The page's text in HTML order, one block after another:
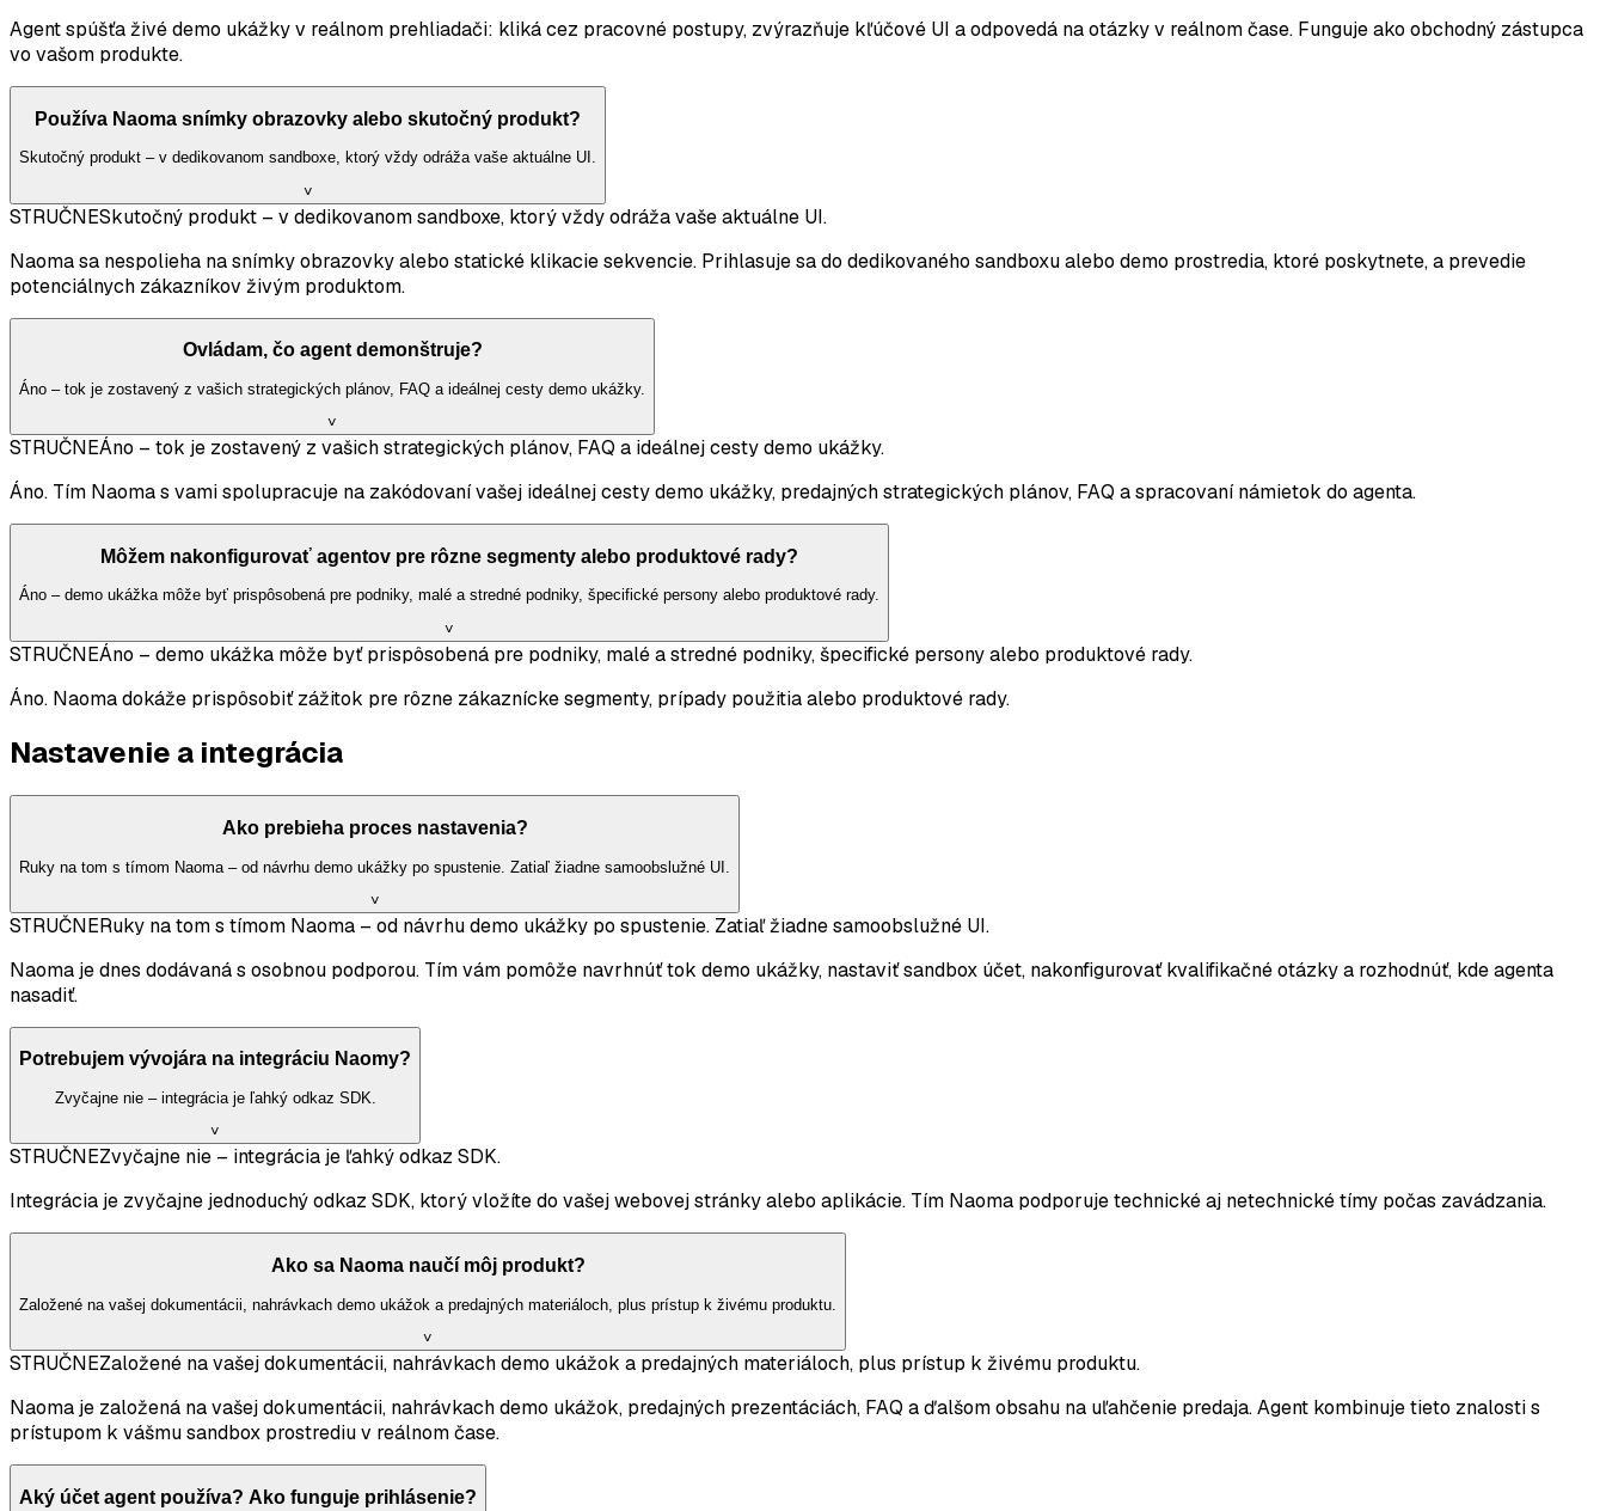
Agent spúšťa živé demo ukážky v reálnom prehliadači: kliká cez pracovné postupy, zvýrazňuje kľúčové UI a odpovedá na otázky v reálnom čase. Funguje ako obchodný zástupca
vo vašom produkte.
Používa Naoma snímky obrazovky alebo skutočný produkt?
Skutočný produkt – v dedikovanom sandboxe, ktorý vždy odráža vaše aktuálne UI.
˅
STRUČNESkutočný produkt – v dedikovanom sandboxe, ktorý vždy odráža vaše aktuálne UI.
Naoma sa nespolieha na snímky obrazovky alebo statické klikacie sekvencie. Prihlasuje sa do dedikovaného sandboxu alebo demo prostredia, ktoré poskytnete, a prevedie
potenciálnych zákazníkov živým produktom.
Ovládam, čo agent demonštruje?
Áno – tok je zostavený z vašich strategických plánov, FAQ a ideálnej cesty demo ukážky.
˅
STRUČNEÁno – tok je zostavený z vašich strategických plánov, FAQ a ideálnej cesty demo ukážky.
Áno. Tím Naoma s vami spolupracuje na zakódovaní vašej ideálnej cesty demo ukážky, predajných strategických plánov, FAQ a spracovaní námietok do agenta.
Môžem nakonfigurovať agentov pre rôzne segmenty alebo produktové rady?
Áno – demo ukážka môže byť prispôsobená pre podniky, malé a stredné podniky, špecifické persony alebo produktové rady.
˅
STRUČNEÁno – demo ukážka môže byť prispôsobená pre podniky, malé a stredné podniky, špecifické persony alebo produktové rady.
Áno. Naoma dokáže prispôsobiť zážitok pre rôzne zákaznícke segmenty, prípady použitia alebo produktové rady.
Nastavenie a integrácia
Ako prebieha proces nastavenia?
Ruky na tom s tímom Naoma – od návrhu demo ukážky po spustenie. Zatiaľ žiadne samoobslužné UI.
˅
STRUČNERuky na tom s tímom Naoma – od návrhu demo ukážky po spustenie. Zatiaľ žiadne samoobslužné UI.
Naoma je dnes dodávaná s osobnou podporou. Tím vám pomôže navrhnúť tok demo ukážky, nastaviť sandbox účet, nakonfigurovať kvalifikačné otázky a rozhodnúť, kde agenta
nasadiť.
Potrebujem vývojára na integráciu Naomy?
Zvyčajne nie – integrácia je ľahký odkaz SDK.
˅
STRUČNEZvyčajne nie – integrácia je ľahký odkaz SDK.
Integrácia je zvyčajne jednoduchý odkaz SDK, ktorý vložíte do vašej webovej stránky alebo aplikácie. Tím Naoma podporuje technické aj netechnické tímy počas zavádzania.
Ako sa Naoma naučí môj produkt?
Založené na vašej dokumentácii, nahrávkach demo ukážok a predajných materiáloch, plus prístup k živému produktu.
˅
STRUČNEZaložené na vašej dokumentácii, nahrávkach demo ukážok a predajných materiáloch, plus prístup k živému produktu.
Naoma je založená na vašej dokumentácii, nahrávkach demo ukážok, predajných prezentáciách, FAQ a ďalšom obsahu na uľahčenie predaja. Agent kombinuje tieto znalosti s
prístupom k vášmu sandbox prostrediu v reálnom čase.
Aký účet agent používa? Ako funguje prihlásenie?